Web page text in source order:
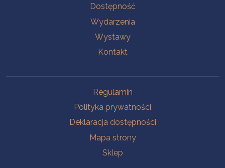
Dostępność
Wydarzenia
Wystawy
Kontakt
Regulamin
Polityka prywatności
Deklaracja dostępności
Mapa strony
Sklep